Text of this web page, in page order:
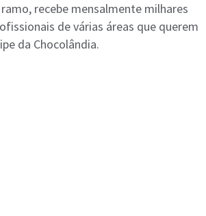
recebe mensalmente milhares
de várias áreas que querem
da Chocolândia.